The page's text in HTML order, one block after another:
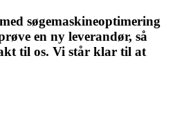
søgemaskineoptimering
en ny leverandør, så
til os. Vi står klar til at